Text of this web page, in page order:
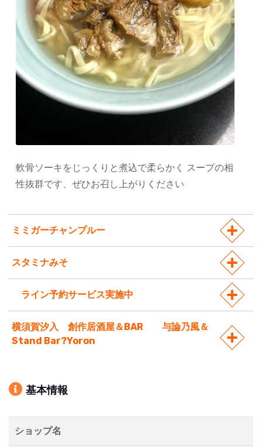
軟骨ソーキをじっくりと煮込で柔らかく スープの相
性抜群です、ぜひお召し上がりください
ミミガーチャンプルー
スタミナみそ
ライン予約サービス実施中
横須賀汐入 創作居酒屋＆BAR 与論乃風＆
Stand Bar?Yoron
基本情報
ショップ名